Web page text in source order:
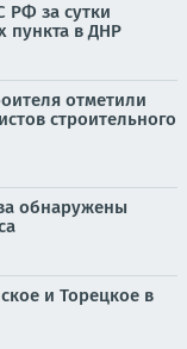
РФ за сутки
пункта в ДНР
отметили
строительного
обнаружены
и Торецкое в